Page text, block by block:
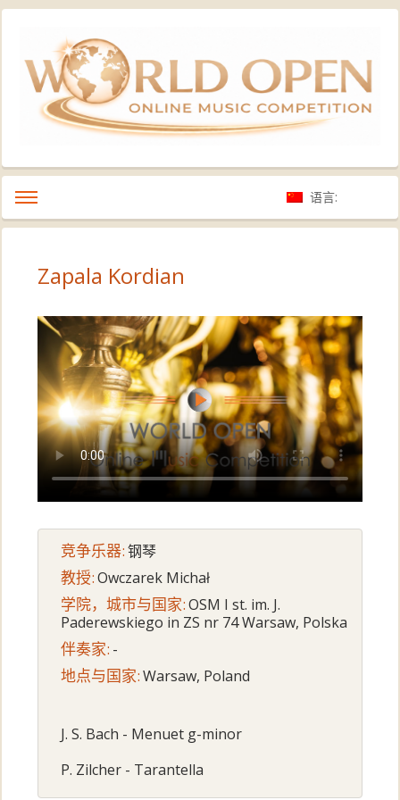
语言:
Zapala Kordian
竞争乐器:钢琴
教授:Owczarek Michał
学院，城市与国家:OSM I st. im. J.
Paderewskiego in ZS nr 74 Warsaw, Polska
伴奏家: -
地点与国家:Warsaw, Poland
J. S. Bach - Menuet g-minor
P. Zilcher - Tarantella